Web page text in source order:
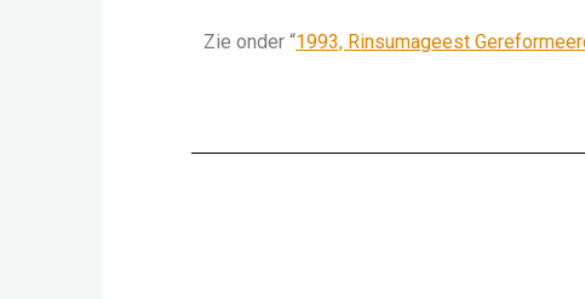
Zie onder “1993, Rinsumageest